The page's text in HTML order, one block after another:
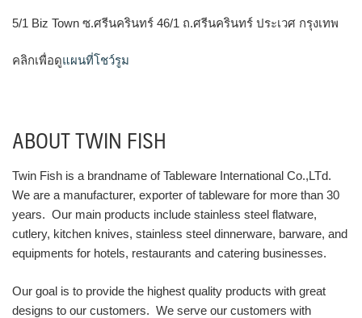
5/1 Biz Town ซ.ศรีนครินทร์ 46/1 ถ.ศรีนครินทร์ ประเวศ กรุงเทพ
คลิกเพื่อดูแผนที่โชว์รูม
ABOUT TWIN FISH
Twin Fish is a brandname of Tableware International Co.,LTd.
We are a manufacturer, exporter of tableware for more than 30
years. Our main products include stainless steel flatware,
cutlery, kitchen knives, stainless steel dinnerware, barware, and
equipments for hotels, restaurants and catering businesses.
Our goal is to provide the highest quality products with great
designs to our customers. We serve our customers with